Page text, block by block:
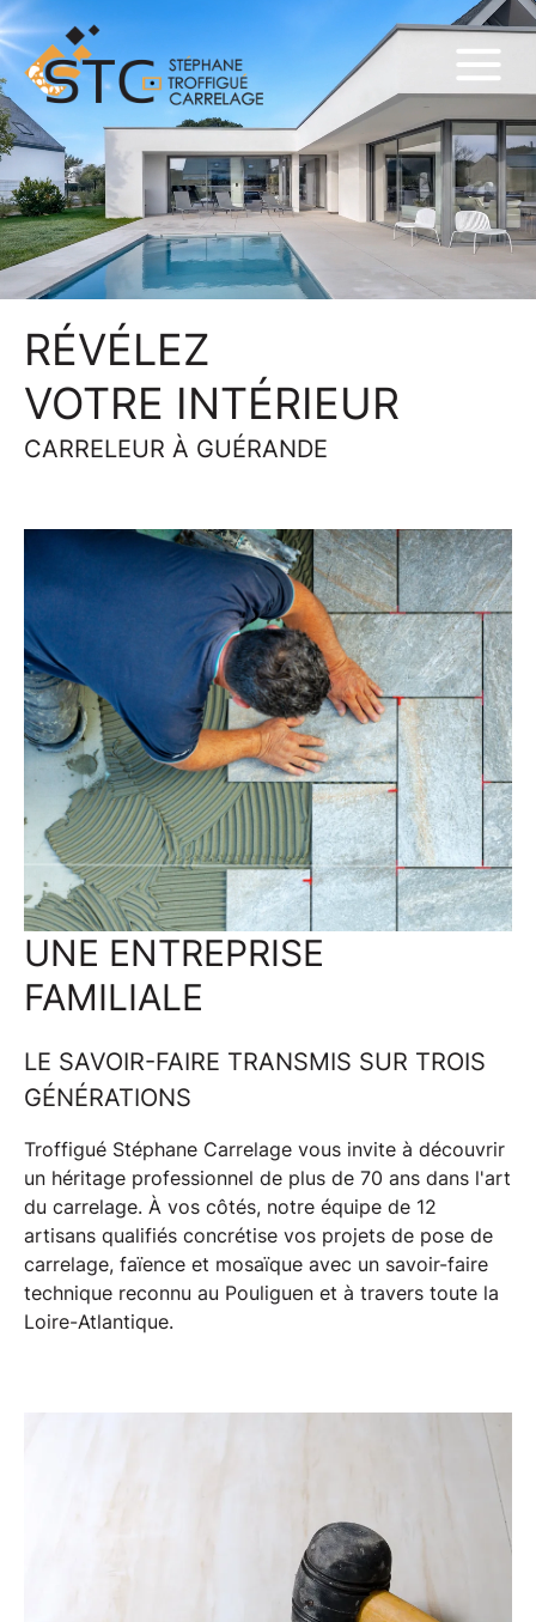
CARRELEUR À GUÉRANDE
RÉVÉLEZ
VOTRE INTÉRIEUR
UNE ENTREPRISE
FAMILIALE
LE SAVOIR-FAIRE TRANSMIS SUR TROIS
GÉNÉRATIONS
Troffigué Stéphane Carrelage vous invite à découvrir
un héritage professionnel de plus de 70 ans dans l'art
du carrelage. À vos côtés, notre équipe de 12
artisans qualifiés concrétise vos projets de pose de
carrelage, faïence et mosaïque avec un savoir-faire
technique reconnu au Pouliguen et à travers toute la
Loire-Atlantique.